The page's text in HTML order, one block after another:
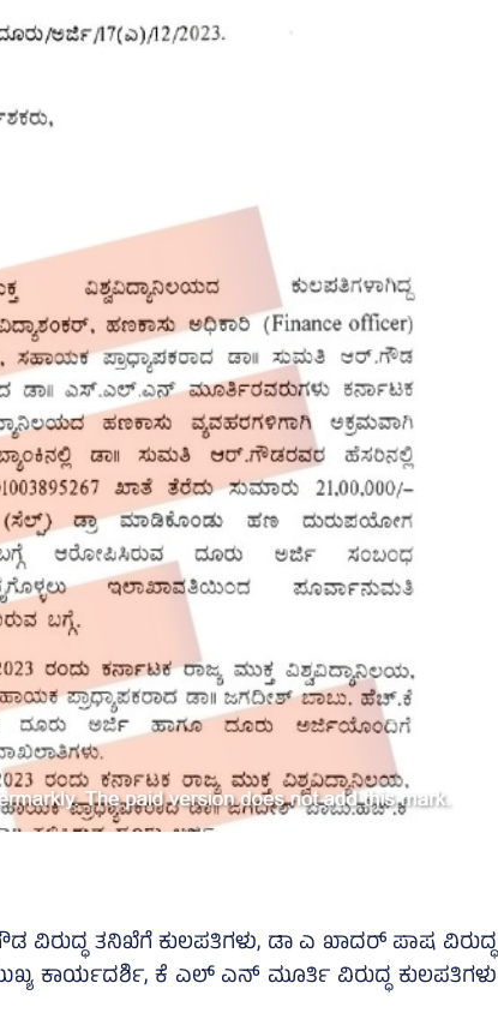
ವಿರುದ್ಧ ತನಿಖೆಗೆ ಕುಲಪತಿಗಳು, ಡಾ ಎ ಖಾದರ್ ಪಾಷ ವಿರುದ್ಧ
ಕಾರ್ಯದರ್ಶಿ, ಕೆ ಎಲ್ ಎನ್ ಮೂರ್ತಿ ವಿರುದ್ಧ ಕುಲಪತಿಗಳು